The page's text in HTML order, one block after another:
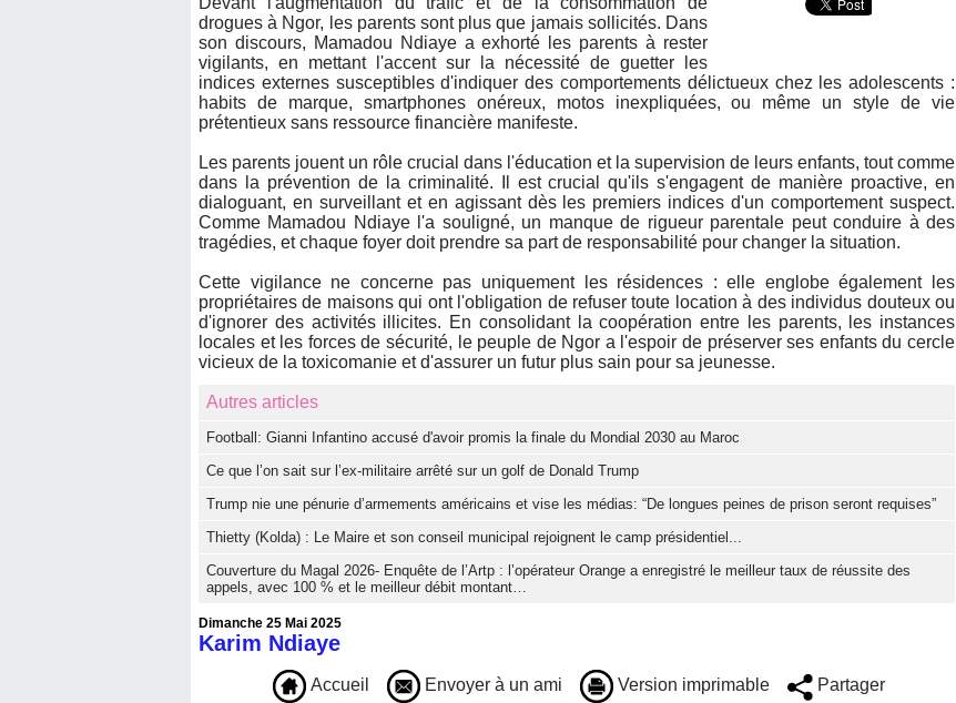
drogues à Ngor, les parents sont plus que jamais sollicités. Dans
son discours, Mamadou Ndiaye a exhorté les parents à rester
vigilants, en mettant l'accent sur la nécessité de guetter les
indices externes susceptibles d'indiquer des comportements délictueux chez les adolescents :
habits de marque, smartphones onéreux, motos inexpliquées, ou même un style de vie
prétentieux sans ressource financière manifeste.
Les parents jouent un rôle crucial dans l'éducation et la supervision de leurs enfants, tout comme
dans la prévention de la criminalité. Il est crucial qu'ils s'engagent de manière proactive, en
dialoguant, en surveillant et en agissant dès les premiers indices d'un comportement suspect.
Comme Mamadou Ndiaye l'a souligné, un manque de rigueur parentale peut conduire à des
tragédies, et chaque foyer doit prendre sa part de responsabilité pour changer la situation.
Cette vigilance ne concerne pas uniquement les résidences : elle englobe également les
propriétaires de maisons qui ont l'obligation de refuser toute location à des individus douteux ou
d'ignorer des activités illicites. En consolidant la coopération entre les parents, les instances
locales et les forces de sécurité, le peuple de Ngor a l'espoir de préserver ses enfants du cercle
vicieux de la toxicomanie et d'assurer un futur plus sain pour sa jeunesse.
Autres articles
Football: Gianni Infantino accusé d'avoir promis la finale du Mondial 2030 au Maroc
Ce que l’on sait sur l’ex-militaire arrêté sur un golf de Donald Trump
Trump nie une pénurie d’armements américains et vise les médias: “De longues peines de prison seront requises”
‎Thietty (Kolda) : Le Maire et son conseil municipal rejoignent le camp présidentiel...
Couverture du Magal 2026- Enquête de l’Artp : l’opérateur Orange a enregistré le meilleur taux de réussite des
appels, avec 100 % et le meilleur débit montant…
Dimanche 25 Mai 2025
Karim Ndiaye
Accueil Envoyer à un ami Version imprimable Partager